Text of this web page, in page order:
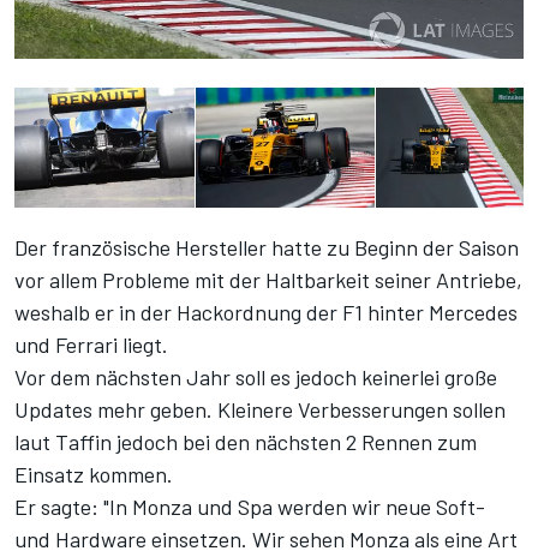
Der französische Hersteller hatte zu Beginn der Saison
vor allem Probleme mit der Haltbarkeit seiner Antriebe,
weshalb er in der Hackordnung der F1 hinter Mercedes
und Ferrari liegt.
Vor dem nächsten Jahr soll es jedoch keinerlei große
Updates mehr geben. Kleinere Verbesserungen sollen
laut Taffin jedoch bei den nächsten 2 Rennen zum
Einsatz kommen.
Er sagte: "In Monza und Spa werden wir neue Soft-
und Hardware einsetzen. Wir sehen Monza als eine Art